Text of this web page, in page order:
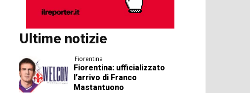
Ultime notizie
Fiorentina
Fiorentina: ufficializzato
l’arrivo di Franco
Mastantuono